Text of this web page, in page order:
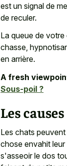
est un signal de
de reculer.
La queue de
chasse,
en arrière.
A fresh
Sous-poil ?
Les
Les chats
chose envahit
s'asseoir le dos